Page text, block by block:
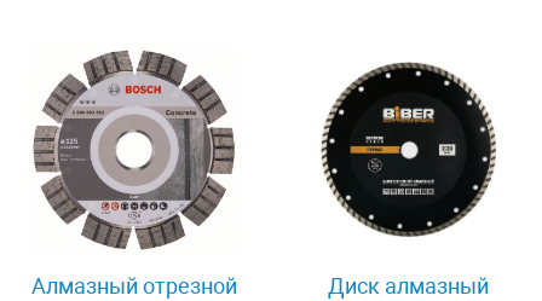
Алмазный отрезной
Диск алмазный